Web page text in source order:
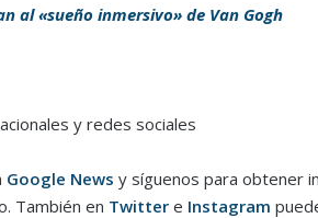
al «sueño inmersivo» de Van Gogh
y redes sociales
Google News y síguenos para obtener
También en Twittere Instagram